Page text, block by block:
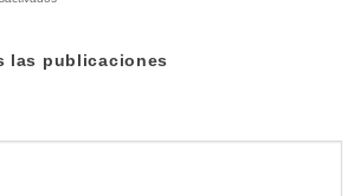
para
conseguir
marcar
¿por
las publicaciones